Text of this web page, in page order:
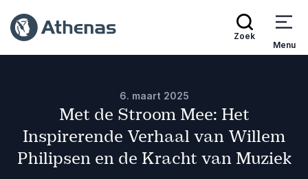
Zoek
Menu
6. maart 2025
Met de Stroom Mee: Het
Inspirerende Verhaal van Willem
Philipsen en de Kracht van Muziek